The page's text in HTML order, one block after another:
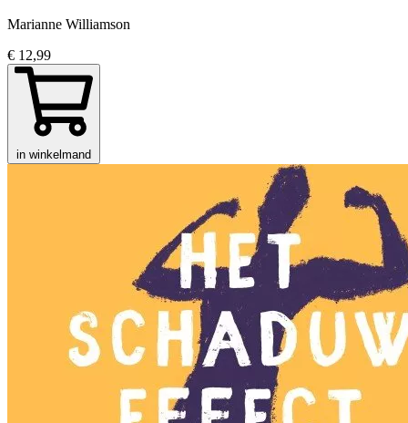
Marianne Williamson
€ 12,99
in winkelmand